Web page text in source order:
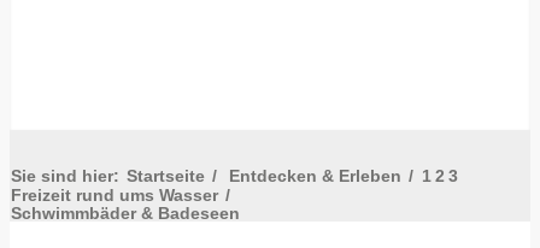
Sie sind hier: Startseite 1
/ Entdecken & Erleben 2
/
Freizeit rund ums Wasser
3
/
Schwimmbäder & Badeseen